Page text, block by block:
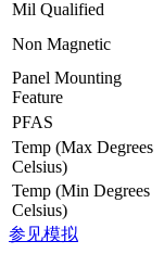
Mil Qualified
Non Magnetic
Panel Mounting
Feature
PFAS
Temp (Max Degrees
Celsius)
Temp (Min Degrees
Celsius)
参见模拟